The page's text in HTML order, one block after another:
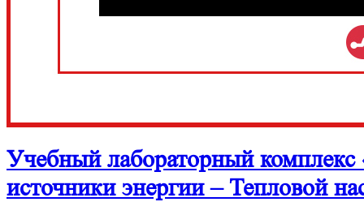
Учебный лабораторный
источники энергии – Тепловой